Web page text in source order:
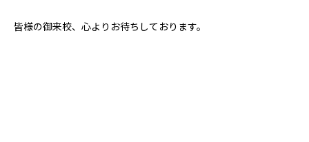
皆様の御来校、心よりお待ちしております。